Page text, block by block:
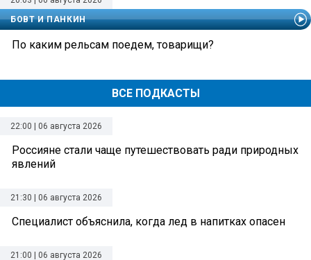
ВСЕ ПОДКАСТЫ
БОВТ И ПАНКИН
По каким рельсам поедем, товарищи?
22:00 | 06 августа 2026
Россияне стали чаще путешествовать ради природных
явлений
21:30 | 06 августа 2026
Специалист объяснила, когда лед в напитках опасен
21:00 | 06 августа 2026